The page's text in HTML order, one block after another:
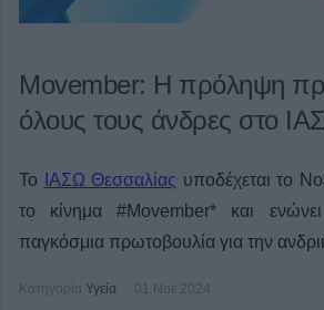
Movember: Η πρόληψη
όλους τους άνδρες στο
Το ΙΑΣΩ Θεσσαλίας υποδέχεται το
το κίνημα #Movember* και
παγκόσμια πρωτοβουλία για την
Κατηγορία Υγεία 01 Νοε 2024